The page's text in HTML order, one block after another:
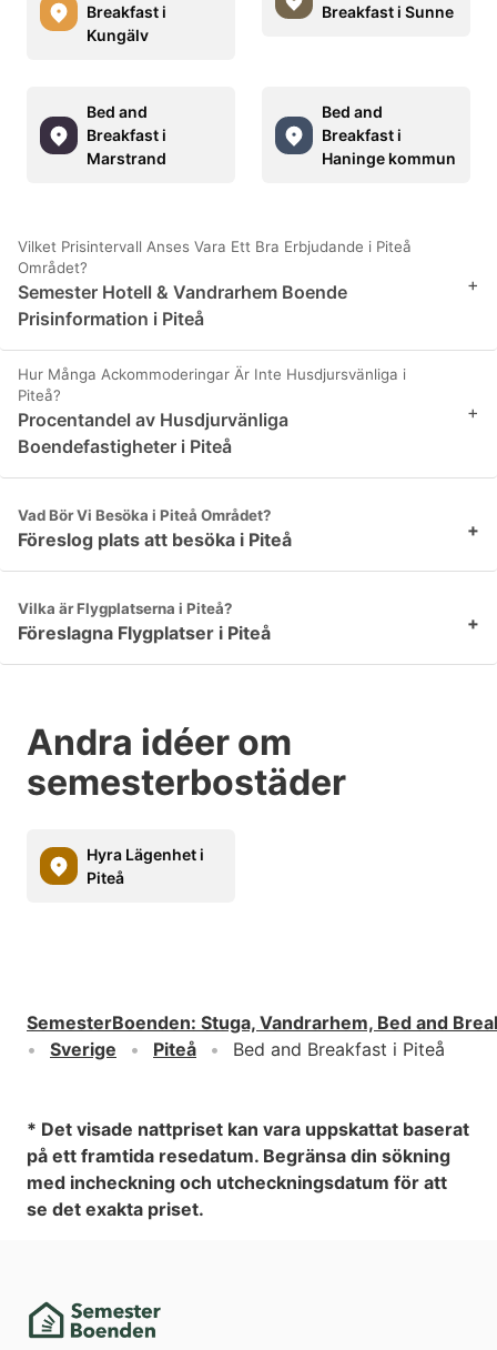
Breakfast i
Kungälv
Breakfast i Sunne
Bed and
Breakfast i
Marstrand
Bed and
Breakfast i
Haninge kommun
Vilket Prisintervall Anses Vara Ett Bra Erbjudande i Piteå
Området?
Semester Hotell & Vandrarhem Boende
Prisinformation i Piteå
+
Hur Många Ackommoderingar Är Inte Husdjursvänliga i
Piteå?
Procentandel av Husdjurvänliga
Boendefastigheter i Piteå
+
Vad Bör Vi Besöka i Piteå Området?
Föreslog plats att besöka i Piteå +
Vilka är Flygplatserna i Piteå?
Föreslagna Flygplatser i Piteå +
Andra idéer om
semesterbostäder
Hyra Lägenhet i
Piteå
SemesterBoenden: Stuga, Vandrarhem, Bed and
Sverige
Piteå Bed and Breakfast i Piteå
* Det visade nattpriset kan vara uppskattat baserat
på ett framtida resedatum. Begränsa din sökning
med incheckning och utcheckningsdatum för att
se det exakta priset.